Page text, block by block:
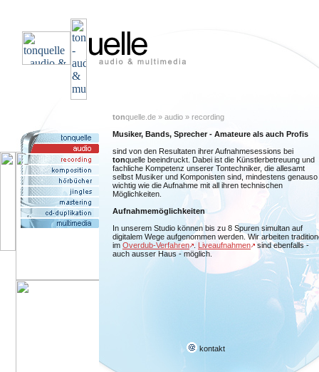
tonquelle.de » audio » recording
Musiker, Bands, Sprecher - Amateure als auch Profis
sind von den Resultaten ihrer Aufnahmesessions bei
tonquelle beeindruckt. Dabei ist die Künstlerbetreuung und
fachliche Kompetenz unserer Tontechniker, die allesamt
selbst Musiker und Komponisten sind, mindestens genauso
wichtig wie die Aufnahme mit all ihren technischen
Möglichkeiten.
Aufnahmemöglichkeiten
In unserem Studio können bis zu 8 Spuren simultan auf
digitalem Wege aufgenommen werden. Wir arbeiten
im Overdub-Verfahren Liveaufnahmen
sind ebenfalls -
auch ausser Haus - möglich.
kontakt